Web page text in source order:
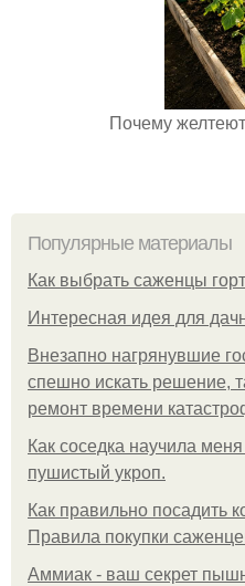
Почему
Популярные материалы
Как выбрать саженцы
Интересная идея для
Внезапно нагрянувшие
спешно искать решение,
ремонт времени
Как соседка научила
пушистый укроп.
Как правильно посадить
Правила покупки
Аммиак - ваш секрет